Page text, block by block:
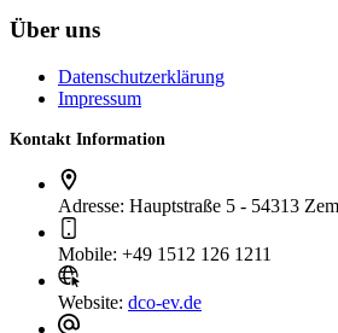
Über uns
Datenschutzerklärung
Impressum
Kontakt Information
Adresse: Hauptstraße 5 - 54313
Mobile: +49 1512 126 1211
Website: dco-ev.de